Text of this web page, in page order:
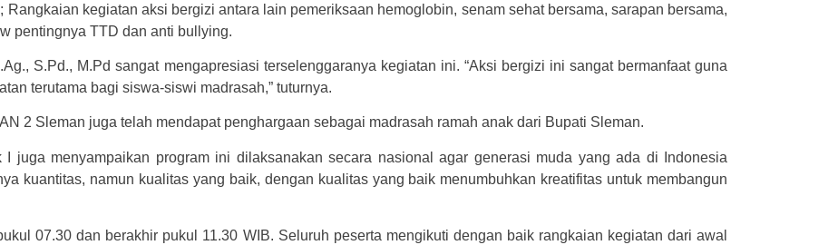
kegiatan aksi bergizi antara lain pemeriksaan hemoglobin, senam sehat bersama, sarapan bersama,
pentingnya TTD dan anti bullying.
S.Pd., M.Pd sangat mengapresiasi terselenggaranya kegiatan ini. “Aksi bergizi ini sangat bermanfaat guna
terutama bagi siswa-siswi madrasah,” tuturnya.
2 Sleman juga telah mendapat penghargaan sebagai madrasah ramah anak dari Bupati Sleman.
juga menyampaikan program ini dilaksanakan secara nasional agar generasi muda yang ada di Indonesia
kuantitas, namun kualitas yang baik, dengan kualitas yang baik menumbuhkan kreatifitas untuk membangun
07.30 dan berakhir pukul 11.30 WIB. Seluruh peserta mengikuti dengan baik rangkaian kegiatan dari awal